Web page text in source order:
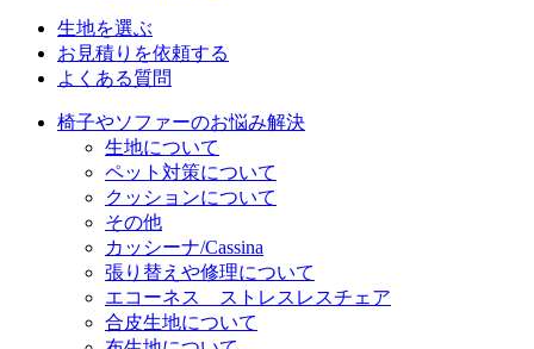
生地を選ぶ
お見積りを依頼する
よくある質問
椅子やソファーのお悩み解決
生地について
ペット対策について
クッションについて
その他
カッシーナ/Cassina
張り替えや修理について
エコーネス ストレスレスチェア
合皮生地について